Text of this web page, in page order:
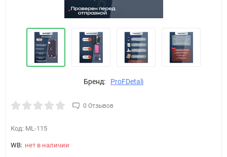
Бренд: ProFDetali
0 Отзывов
Код: ML-115
WB: нет в наличии